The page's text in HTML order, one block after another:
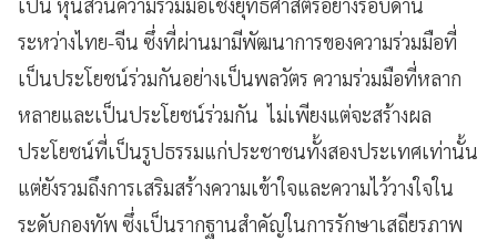
ระหว่างไทย-จีน ซึ่งที่ผ่านมามีพัฒนาการของความร่วมมือที่
เป็นประโยชน์ร่วมกันอย่างเป็นพลวัตร ความร่วมมือที่หลาก
หลายและเป็นประโยชน์ร่วมกัน ไม่เพียงแต่จะสร้างผล
ประโยชน์ที่เป็นรูปธรรมแก่ประชาชนทั้งสองประเทศเท่านั้น
แต่ยังรวมถึงการเสริมสร้างความเข้าใจและความไว้วางใจใน
ระดับกองทัพ ซึ่งเป็นรากฐานสำคัญในการรักษาเสถียรภาพ